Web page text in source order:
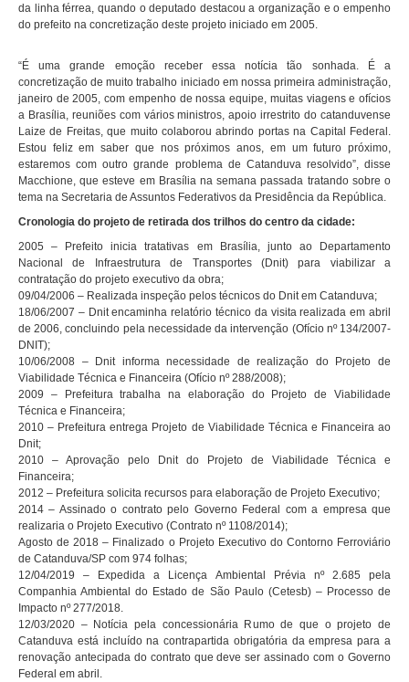
da linha férrea, quando o deputado destacou a organização e o empenho
do prefeito na concretização deste projeto iniciado em 2005.
“É uma grande emoção receber essa notícia tão sonhada. É a
concretização de muito trabalho iniciado em nossa primeira administração,
janeiro de 2005, com empenho de nossa equipe, muitas viagens e ofícios
a Brasília, reuniões com vários ministros, apoio irrestrito do catanduvense
Laize de Freitas, que muito colaborou abrindo portas na Capital Federal.
Estou feliz em saber que nos próximos anos, em um futuro próximo,
estaremos com outro grande problema de Catanduva resolvido”, disse
Macchione, que esteve em Brasília na semana passada tratando sobre o
tema na Secretaria de Assuntos Federativos da Presidência da República.
Cronologia do projeto de retirada dos trilhos do centro da cidade:
2005 – Prefeito inicia tratativas em Brasília, junto ao Departamento
Nacional de Infraestrutura de Transportes (Dnit) para viabilizar a
contratação do projeto executivo da obra;
09/04/2006 – Realizada inspeção pelos técnicos do Dnit em Catanduva;
18/06/2007 – Dnit encaminha relatório técnico da visita realizada em abril
de 2006, concluindo pela necessidade da intervenção (Ofício nº 134/2007-
DNIT);
10/06/2008 – Dnit informa necessidade de realização do Projeto de
Viabilidade Técnica e Financeira (Ofício nº 288/2008);
2009 – Prefeitura trabalha na elaboração do Projeto de Viabilidade
Técnica e Financeira;
2010 – Prefeitura entrega Projeto de Viabilidade Técnica e Financeira ao
Dnit;
2010 – Aprovação pelo Dnit do Projeto de Viabilidade Técnica e
Financeira;
2012 – Prefeitura solicita recursos para elaboração de Projeto Executivo;
2014 – Assinado o contrato pelo Governo Federal com a empresa que
realizaria o Projeto Executivo (Contrato nº 1108/2014);
Agosto de 2018 – Finalizado o Projeto Executivo do Contorno Ferroviário
de Catanduva/SP com 974 folhas;
12/04/2019 – Expedida a Licença Ambiental Prévia nº 2.685 pela
Companhia Ambiental do Estado de São Paulo (Cetesb) – Processo de
Impacto nº 277/2018.
12/03/2020 – Notícia pela concessionária Rumo de que o projeto de
Catanduva está incluído na contrapartida obrigatória da empresa para a
renovação antecipada do contrato que deve ser assinado com o Governo
Federal em abril.